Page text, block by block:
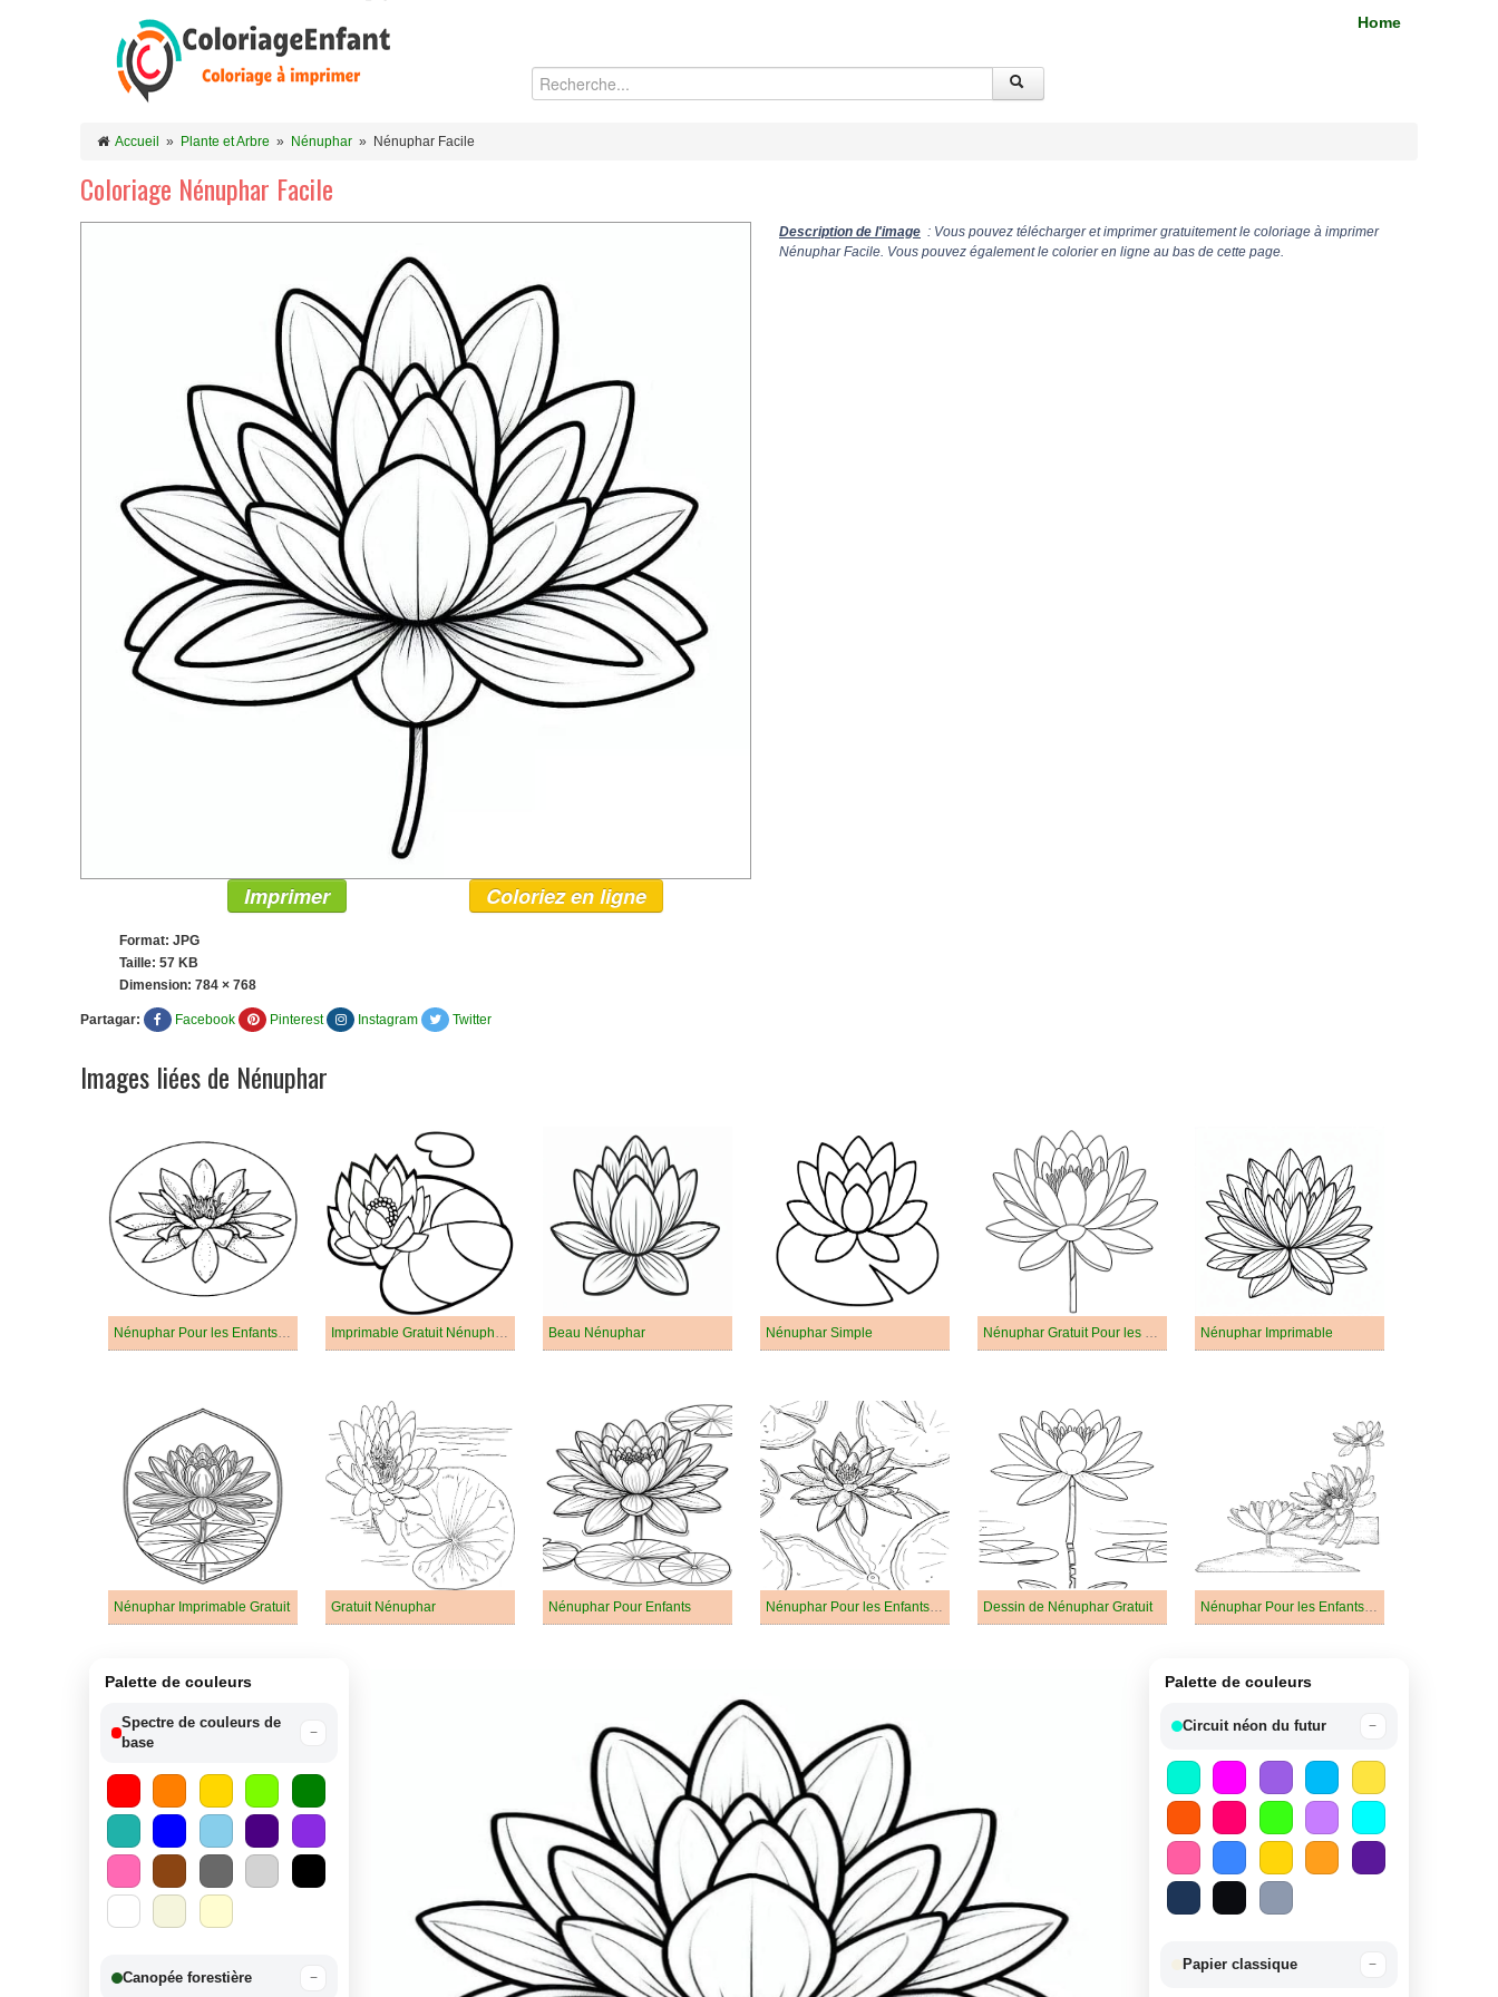
Home
Accueil » Plante et Arbre » Nénuphar » Nénuphar Facile
Coloriage Nénuphar Facile
Description de l'image : Vous pouvez télécharger et imprimer gratuitement le coloriage à imprimer
Nénuphar Facile. Vous pouvez également le colorier en ligne au bas de cette page.
Imprimer Coloriez en ligne
Format: JPG
Taille: 57 KB
Dimension: 784 × 768
Partagar: Facebook Pinterest Instagram Twitter
Images liées de Nénuphar
Beau Nénuphar Nénuphar Simple Nénuphar Imprimable
Nénuphar Imprimable Gratuit Gratuit Nénuphar Nénuphar Pour Enfants Dessin de Nénuphar Gratuit
Palette de couleurs
Spectre de couleurs de
base
−
Canopée forestière −
Palette de couleurs
Circuit néon du futur −
Papier classique −